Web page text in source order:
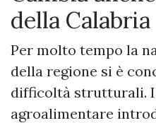
della Calabria
Per molto tempo la
della regione si è
difficoltà strutturali. I
agroalimentare